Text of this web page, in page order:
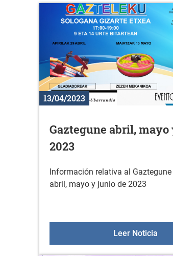
13/04/2023
Gaztegune abril,
2023
Información relativa al
abril, mayo y junio de 2023
Leer Noticia